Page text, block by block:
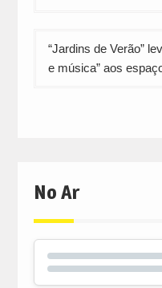
“Jardins de Verão”
e música” aos
No Ar